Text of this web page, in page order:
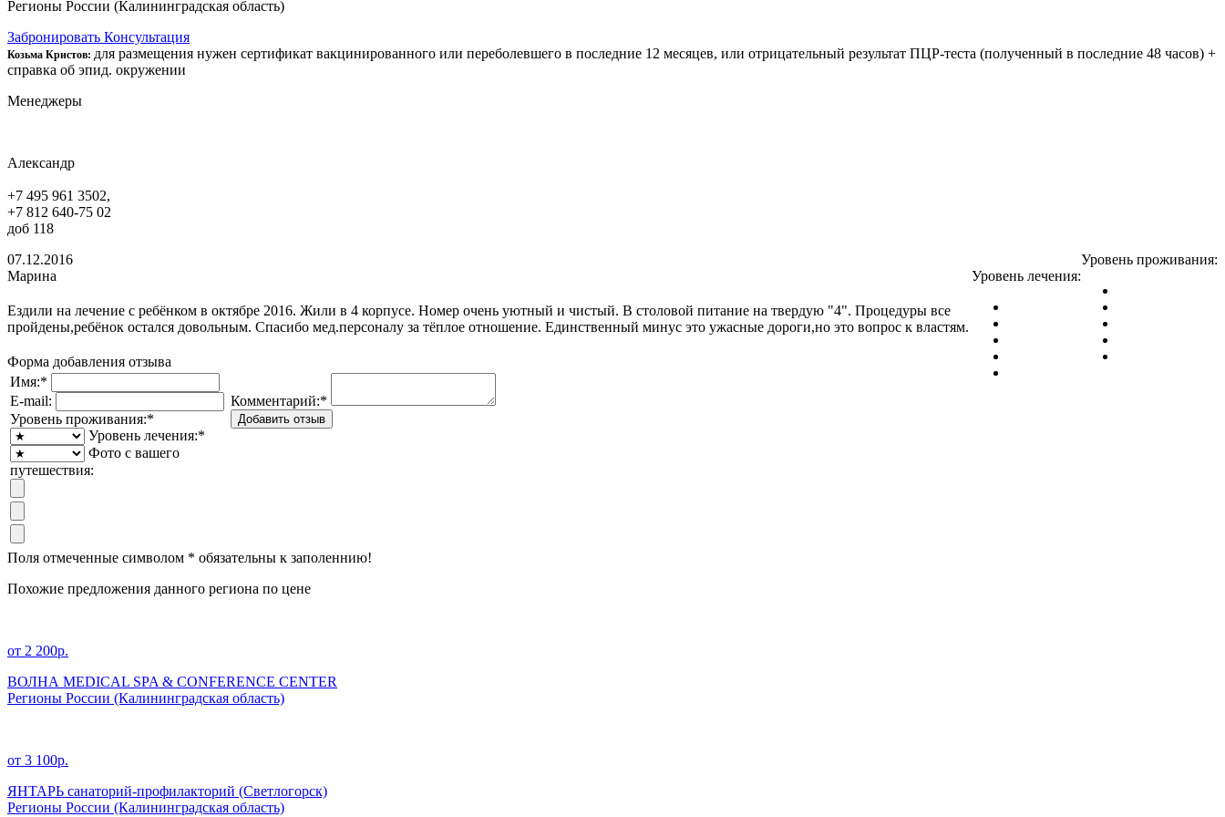
Регионы России (Калининградская область)
Забронировать Консультация
Козьма Кристов: для размещения нужен сертификат вакцинированного или переболевшего в последние 12 месяцев, или отрицательный результат ПЦР-теста (полученный в последние 48 часов) +
справка об эпид. окружении
Менеджеры
Александр
+7 495 961 3502,
+7 812 640-75 02
доб 118
07.12.2016
Уровень проживания:
Марина
Уровень лечения:
Ездили на лечение с ребёнком в октябре 2016. Жили в 4 корпусе. Номер очень уютный и чистый. В столовой питание на твердую "4". Процедуры все
пройдены,ребёнок остался довольным. Спасибо мед.персоналу за тёплое отношение. Единственный минус это ужасные дороги,но это вопрос к властям.
Форма добавления отзыва
Имя:*
E-mail:
Уровень проживания:*
Уровень лечения:*
Фото с вашего
путешествия:
Комментарий:*
Поля отмеченные символом * обязательны к заполеннию!
Похожие предложения данного региона по цене
от 2 200р.
ВОЛНА MEDICAL SPA & CONFERENCE CENTER
Регионы России (Калининградская область)
от 3 100р.
ЯНТАРЬ санаторий-профилакторий (Светлогорск)
Регионы России (Калининградская область)